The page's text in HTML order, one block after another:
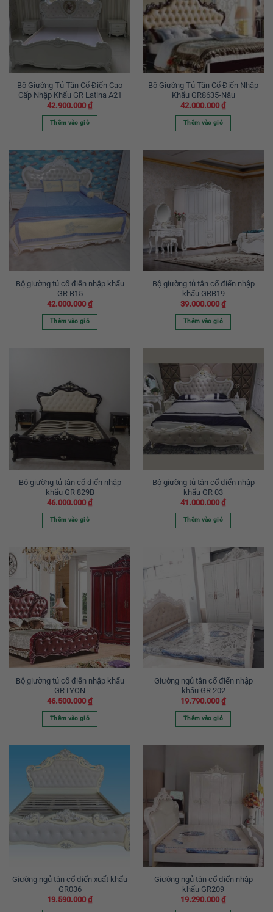
Bộ Giường Tủ Tân Cổ Điển Cao
Cấp Nhập Khẩu GR Latina A21
42.900.000 ₫
Thêm vào giỏ
Bộ Giường Tủ Tân Cổ Điển Nhập
Khẩu GR8635-Nâu
42.000.000 ₫
Thêm vào giỏ
Bộ giường tủ cổ điển nhập khẩu
GR B15
42.000.000 ₫
Thêm vào giỏ
Bộ giường tủ tân cổ điển nhập
khẩu GRB19
39.000.000 ₫
Thêm vào giỏ
Bộ giường tủ tân cổ điển nhập
khẩu GR 829B
46.000.000 ₫
Thêm vào giỏ
Bộ giường tủ tân cổ điển nhập
khẩu GR 03
41.000.000 ₫
Thêm vào giỏ
Bộ giường tủ cổ điển nhập khẩu
GR LYON
46.500.000 ₫
Thêm vào giỏ
Giường ngủ tân cổ điển nhập
khẩu GR 202
19.790.000 ₫
Thêm vào giỏ
Giường ngủ tân cổ điển xuất khẩu
GR036
19.590.000 ₫
Giường ngủ tân cổ điển nhập
khẩu GR209
19.290.000 ₫